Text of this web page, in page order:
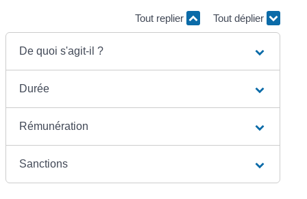
Tout replier Tout déplier
De quoi s'agit-il ?
Durée
Rémunération
Sanctions